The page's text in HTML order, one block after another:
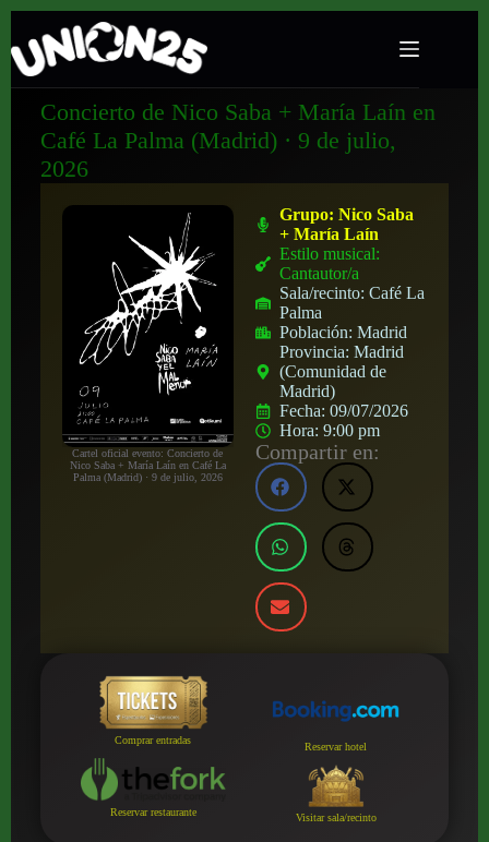
Concierto de Nico Saba + María Laín en
Café La Palma (Madrid) · 9 de julio,
2026
Cartel oficial evento: Concierto de
Nico Saba + María Laín en Café La
Palma (Madrid) · 9 de julio, 2026
Grupo:Nico Saba
+ María Laín
Estilo musical:
Cantautor/a
Sala/recinto:Café La
Palma
Población:Madrid
Provincia:Madrid
(Comunidad de
Madrid)
Fecha:09/07/2026
Hora:9:00 pm
Compartir en:
Comprar entradas
Reservar hotel
Reservar restaurante Visitar sala/recinto